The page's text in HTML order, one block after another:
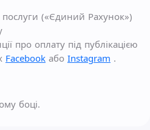
(«Єдиний Рахунок»)
про оплату під публікацією
Facebook або Instagram .
боці.